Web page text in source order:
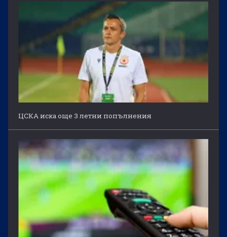
ЦСКА иска още 3 летни попълнения